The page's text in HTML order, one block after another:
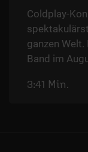
Coldplay-
ganzen
Band im
3:41 Min.